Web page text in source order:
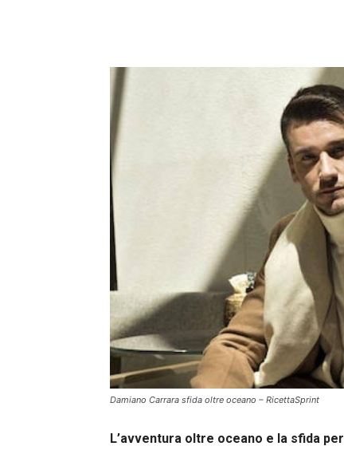
Damiano Carrara sfida oltre oceano – RicettaSprint
L’avventura oltre oceano e la sfida